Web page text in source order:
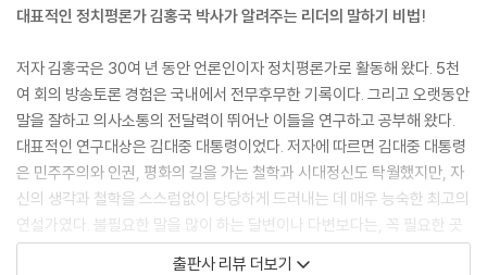
왜 토론이 중요한가 _176
토론에서 알아야 할 규칙들 _178
성공적인 필수 토론기법들 _181
거칠고 공격적인 상대를 제압하는 법 _183
논제, 절차, 매체에 따른 토론기법 _187
토론할 때 피해야 할 금기사항 _189
토론을 잘하는 대화 기법 10계명 _192
7부_ 방송에서의 말하기
대표적인 정치평론가 김홍국 박사가 알려주는 리더의 말하기 비법!
저자 김홍국은 30여 년 동안 언론인이자 정치평론가로 활동해 왔다. 5천
여 회의 방송토론 경험은 국내에서 전무후무한 기록이다. 그리고 오랫동안
말을 잘하고 의사소통의 전달력이 뛰어난 이들을 연구하고 공부해 왔다.
대표적인 연구대상은 김대중 대통령이었다. 저자에 따르면 김대중 대통령
은 민주주의와 인권, 평화의 길을 가는 철학과 시대정신도 탁월했지만, 자
신의 생각과 철학을 스스럼없이 당당하게 드러내는 데 매우 능숙한 최고의
연설가였다. 불필요한 말을 많이 하는 달변이나 다변보다는, 꼭 필요한 곳
에서 의미 있는 발언을 하는 것이 중요하다는 교훈을 그의 삶과 철학을 통
출판사 리뷰 더보기